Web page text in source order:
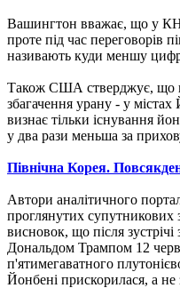
Вашингтон вважає, що у
проте під час переговорів
називають куди меншу
Також США стверджує, що в
збагачення урану - у
визнає тільки існування
у два рази меньша за
Північна Корея.
Автори аналітичного
проглянутих супутникових
висновок, що після
Дональдом Трампом 12
п'ятимегаватного
Йонбені прискорилася, а не